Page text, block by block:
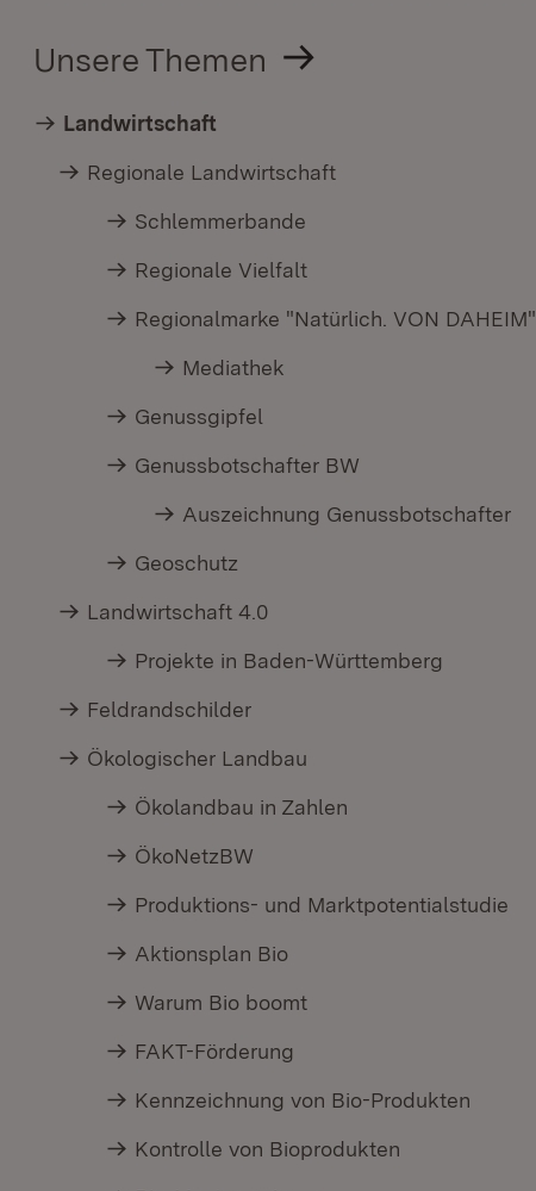
Unsere Themen
Landwirtschaft
Regionale Landwirtschaft
Schlemmerbande
Regionale Vielfalt
Regionalmarke "Natürlich. VON DAHEIM"
Mediathek
Genussgipfel
Genussbotschafter BW
Auszeichnung Genussbotschafter
Geoschutz
Landwirtschaft 4.0
Projekte in Baden-Württemberg
Feldrandschilder
Ökologischer Landbau
Ökolandbau in Zahlen
ÖkoNetzBW
Produktions- und Marktpotentialstudie
Aktionsplan Bio
Warum Bio boomt
FAKT-Förderung
Kennzeichnung von Bio-Produkten
Kontrolle von Bioprodukten